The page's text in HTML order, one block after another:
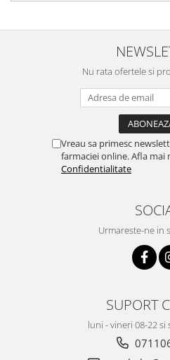
Nu rata ofertele si
Vreau sa primesc
farmaciei online. Afla mai
Confidentialitate
Urmareste-ne in
SUPORT
luni - vineri 08-22 si